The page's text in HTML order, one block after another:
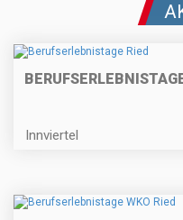
Innviertel